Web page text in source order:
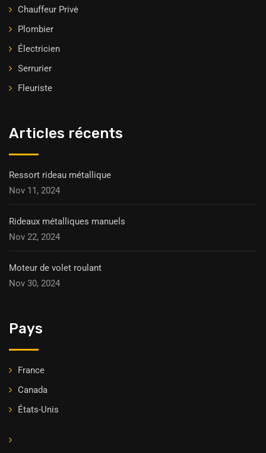
Chauffeur Privė
Plombier
Électricien
Serrurier
Fleuriste
Articles récents
Ressort rideau métallique
Nov 11, 2024
Rideaux métalliques manuels
Nov 22, 2024
Moteur de volet roulant
Nov 30, 2024
Pays
France
Canada
États-Unis